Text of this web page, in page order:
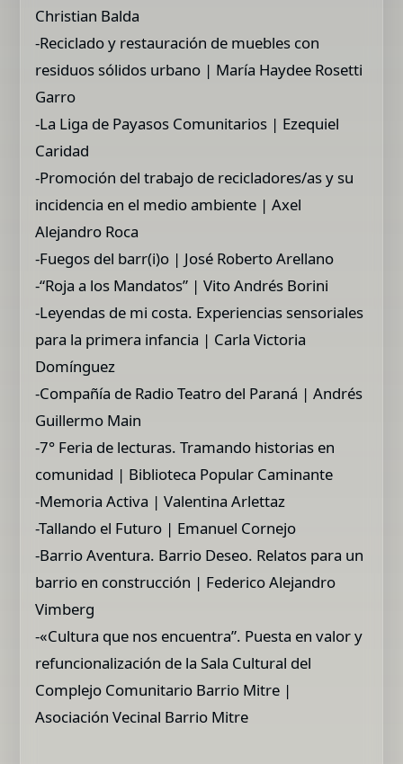
Christian Balda
-Reciclado y restauración de muebles con
residuos sólidos urbano | María Haydee Rosetti
Garro
-La Liga de Payasos Comunitarios | Ezequiel
Caridad
-Promoción del trabajo de recicladores/as y su
incidencia en el medio ambiente | Axel
Alejandro Roca
-Fuegos del barr(i)o | José Roberto Arellano
-“Roja a los Mandatos” | Vito Andrés Borini
-Leyendas de mi costa. Experiencias sensoriales
para la primera infancia | Carla Victoria
Domínguez
-Compañía de Radio Teatro del Paraná | Andrés
Guillermo Main
-7° Feria de lecturas. Tramando historias en
comunidad | Biblioteca Popular Caminante
-Memoria Activa | Valentina Arlettaz
-Tallando el Futuro | Emanuel Cornejo
-Barrio Aventura. Barrio Deseo. Relatos para un
barrio en construcción | Federico Alejandro
Vimberg
-«Cultura que nos encuentra”. Puesta en valor y
refuncionalización de la Sala Cultural del
Complejo Comunitario Barrio Mitre |
Asociación Vecinal Barrio Mitre